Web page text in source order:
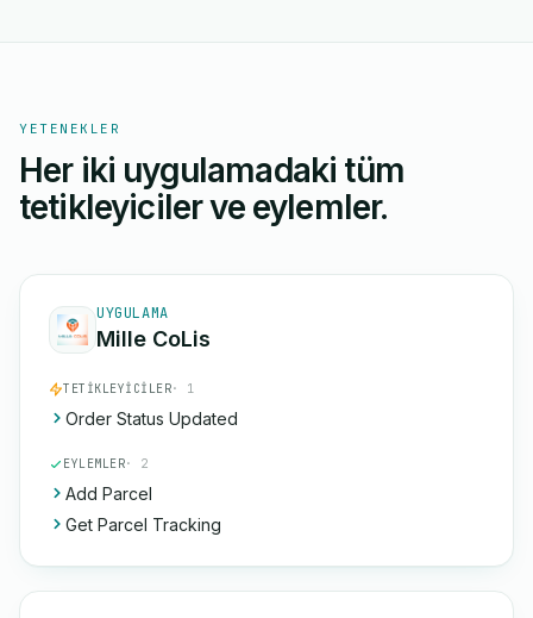
YETENEKLER
Her iki uygulamadaki tüm
tetikleyiciler ve eylemler.
UYGULAMA
Mille CoLis
TETIKLEYICILER· 1
Order Status Updated
EYLEMLER· 2
Add Parcel
Get Parcel Tracking